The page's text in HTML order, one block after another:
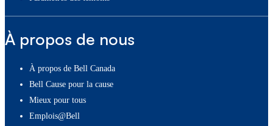
À propos de nous
À propos de Bell Canada
Bell Cause pour la cause
Mieux pour tous
Emplois@Bell